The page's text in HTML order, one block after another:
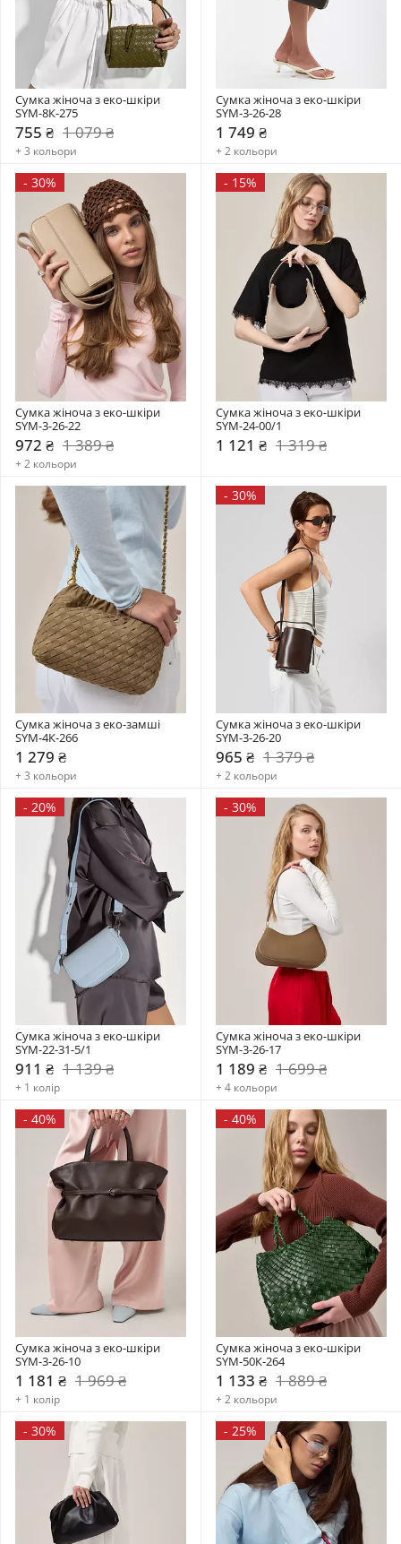
Сумка жіноча з еко-шкіри
SYM-8К-275
755 ₴ 1 079 ₴
+ 3 кольори
Сумка жіноча з еко-шкіри
SYM-3-26-28
1 749 ₴
+ 2 кольори
- 30%
Сумка жіноча з еко-шкіри
SYM-3-26-22
972 ₴ 1 389 ₴
+ 2 кольори
- 15%
Сумка жіноча з еко-шкіри
SYM-24-00/1
1 121 ₴ 1 319 ₴
Сумка жіноча з еко-замші
SYM-4К-266
1 279 ₴
+ 3 кольори
- 30%
Сумка жіноча з еко-шкіри
SYM-3-26-20
965 ₴ 1 379 ₴
+ 2 кольори
- 20%
Сумка жіноча з еко-шкіри
SYM-22-31-5/1
911 ₴ 1 139 ₴
+ 1 колір
- 30%
Сумка жіноча з еко-шкіри
SYM-3-26-17
1 189 ₴ 1 699 ₴
+ 4 кольори
- 40%
Сумка жіноча з еко-шкіри
SYM-3-26-10
1 181 ₴ 1 969 ₴
+ 1 колір
- 40%
Сумка жіноча з еко-шкіри
SYM-50К-264
1 133 ₴ 1 889 ₴
+ 2 кольори
- 30% - 25%